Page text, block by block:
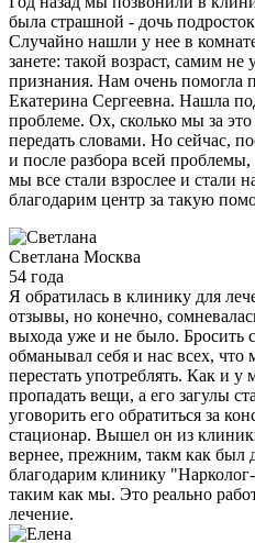
была страшной - дочь
Случайно нашли у нее в
занете: такой возраст, самим не
признания. Нам очень помогла
Екатерина Сергеевна. Нашла
проблеме. Ох, сколько мы за
передать словами. Но сейчас,
и после разбора всей
мы все стали взрослее и стали
благодарим центр за такую
Светлана Москва
54 года
Я обратилась в клинику для
отзывы, но конечно,
выхода уже и не было. Бросить
обманывал себя и нас всех,
перестать употреблять. Как и
пропадать вещи, а его загулы
уговорить его обратиться за
стационар. Вышел он из
вернее, прежним, такм как
благодарим клинику
таким как мы. Это реально
лечение.